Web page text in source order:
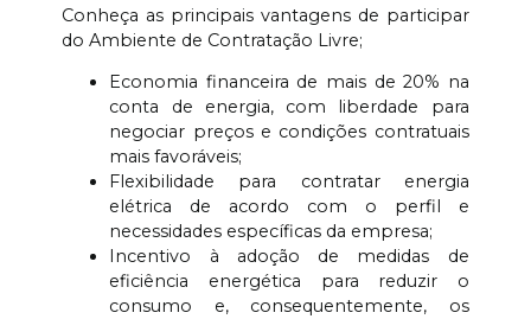
Conheça as principais vantagens de participar
do Ambiente de Contratação Livre;
Economia financeira de mais de 20% na
conta de energia, com liberdade para
negociar preços e condições contratuais
mais favoráveis;
Flexibilidade para contratar energia
elétrica de acordo com o perfil e
necessidades específicas da empresa;
Incentivo à adoção de medidas de
eficiência energética para reduzir o
consumo e, consequentemente, os